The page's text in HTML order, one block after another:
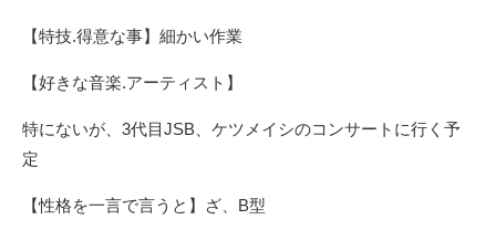
【特技.得意な事】細かい作業
【好きな音楽.アーティスト】
特にないが、3代目JSB、ケツメイシのコンサートに行く予
定
【性格を一言で言うと】ざ、B型